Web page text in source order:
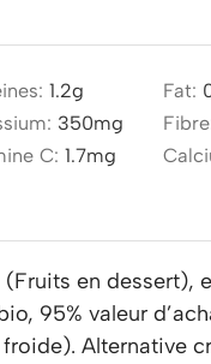
1.2g Fat:
350mg
C: 1.7mg
en dessert),
95% valeur
Alternative